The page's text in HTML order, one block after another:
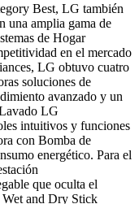
Best, LG también
una amplia gama de
de Hogar
en el mercado
LG obtuvo cuatro
soluciones de
avanzado y un
LG
intuitivos y funciones
con Bomba de
energético. Para el
que oculta el
and Dry Stick